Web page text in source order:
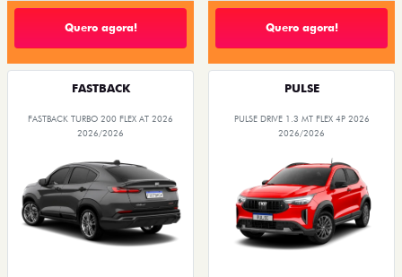
Quero agora! Quero agora!
FASTBACK
FASTBACK TURBO 200 FLEX AT 2026
2026/2026
PULSE
PULSE DRIVE 1.3 MT FLEX 4P 2026
2026/2026